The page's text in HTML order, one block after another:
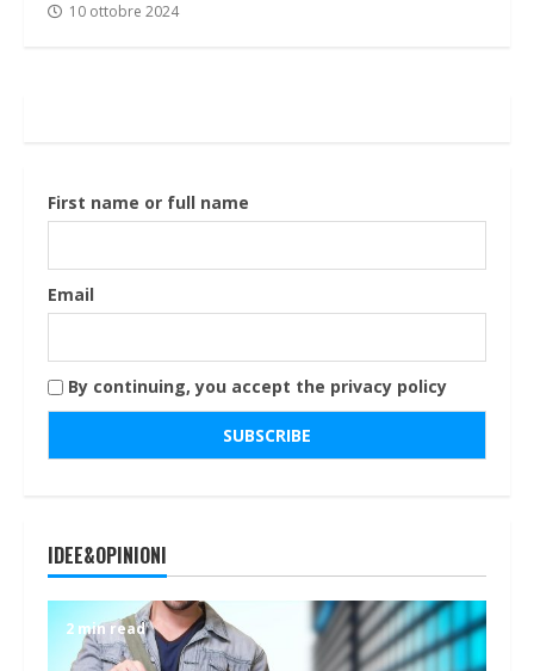
10 ottobre 2024
First name or full name
Email
By continuing, you accept the privacy policy
IDEE&OPINIONI
2 min read